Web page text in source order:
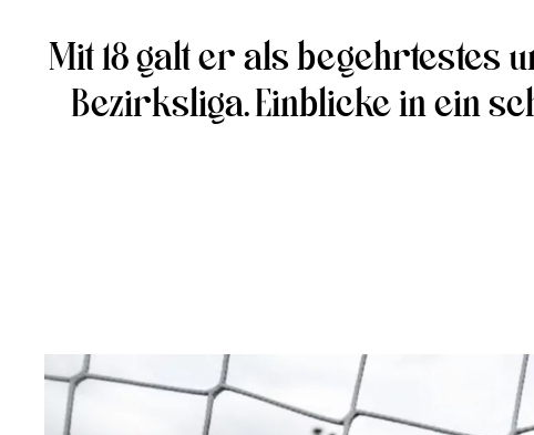
Mit 18 galt er als begehrtestes
Bezirksliga. Einblicke in ein